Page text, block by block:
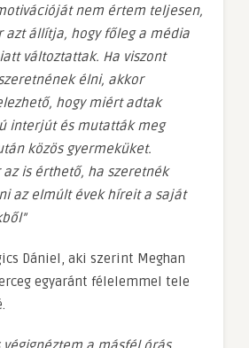
nem értem teljesen,
azt állítja, hogy főleg a média
változtattak. Ha viszont
élni, akkor
hogy miért adtak
interjút és mutatták meg
közös gyermeküket.
az is érthető, ha szeretnék
az elmúlt évek híreit a saját
Dániel, aki szerint Meghan
egyaránt félelemmel tele